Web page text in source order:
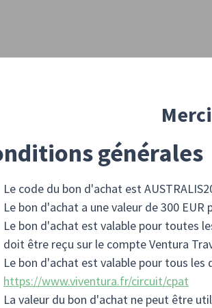
générales
Le code du bon d'achat est
Le bon d'achat a une valeur de 300 EUR
Le bon d'achat est valable pour toutes
doit être reçu sur le compte Ventura
Le bon d'achat est valable pour tous les
https://www.viventura.fr/circuit/cpat
La valeur du bon d'achat ne peut être